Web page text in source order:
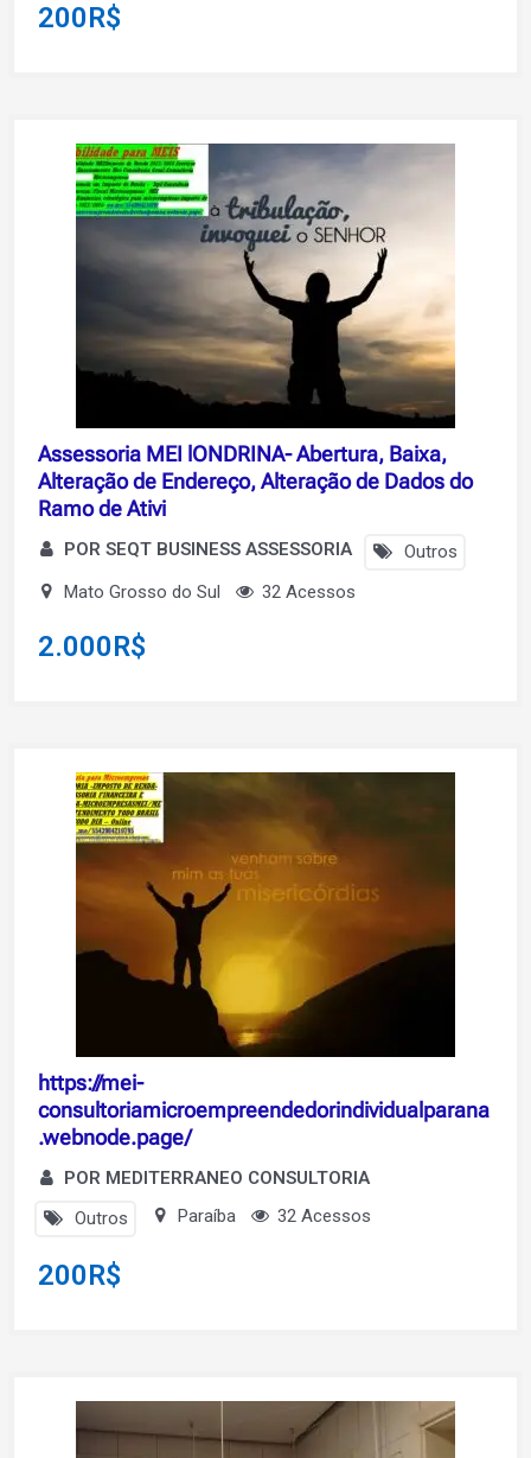
200R$
Assessoria MEI lONDRINA- Abertura, Baixa,
Alteração de Endereço, Alteração de Dados do
Ramo de Ativi
POR SEQT BUSINESS ASSESSORIA
Outros
Mato Grosso do Sul
32 Acessos
2.000R$
https://mei-
consultoriamicroempreendedorindividualparana
.webnode.page/
POR MEDITERRANEO CONSULTORIA
Outros
Paraíba 32 Acessos
200R$